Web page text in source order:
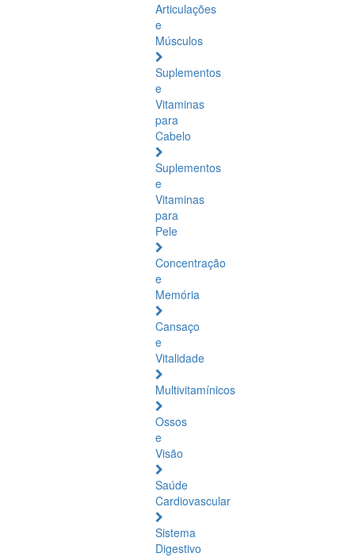
Articulações
e
Músculos
Suplementos
e
Vitaminas
para
Cabelo
Suplementos
e
Vitaminas
para
Pele
Concentração
e
Memória
Cansaço
e
Vitalidade
Multivitamínicos
Ossos
e
Visão
Saúde
Cardiovascular
Sistema
Digestivo